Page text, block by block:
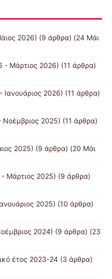
2026) (9 άρθρα) (24 Μάι
- Μάρτιος 2026) (11 άρθρα)
Ιανουάριος 2026) (11 άρθρα)
2025) (11 άρθρα)
2025) (9 άρθρα) (20 Μάι
Μάρτιος 2025) (9 άρθρα)
2025) (10 άρθρα)
2024) (9 άρθρα) (23
έτος 2023-24 (3 άρθρα)